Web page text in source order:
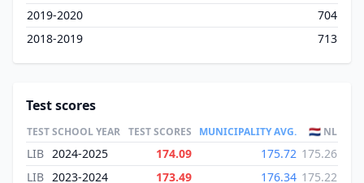
2019-2020
704
2018-2019
713
Test scores
TESTSCHOOL YEAR TEST SCORES MUNICIPALITY AVG. 🇳🇱 NL
LIB 2024-2025 174.09 175.72 175.26
LIB 2023-2024 173.49 176.34 175.22